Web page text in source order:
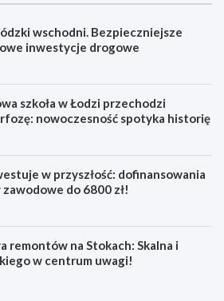
wschodni. Bezpieczniejsze
inwestycje drogowe
szkoła w Łodzi przechodzi
nowoczesność spotyka historię
w przyszłość: dofinansowania
zawodowe do 6800 zł!
remontów na Stokach: Skalna i
w centrum uwagi!